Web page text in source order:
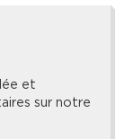
et
sur notre